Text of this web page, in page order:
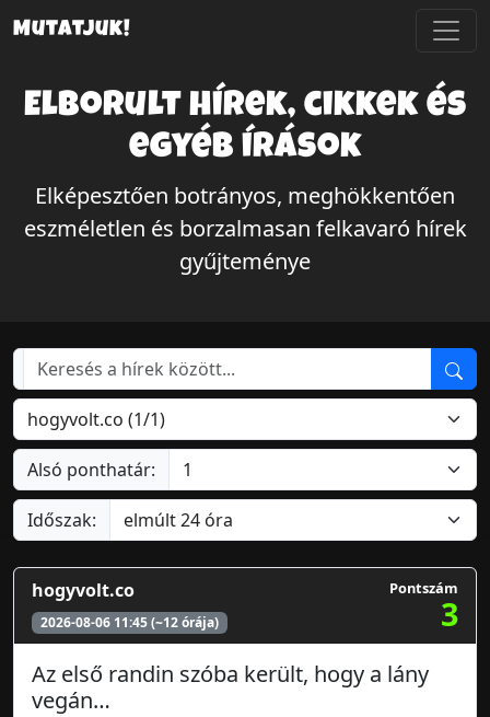
Mutatjuk!
Elborult hírek, cikkek és
egyéb írások
Elképesztően botrányos, meghökkentően
eszméletlen és borzalmasan felkavaró hírek
gyűjteménye
Alsó ponthatár:
Időszak:
hogyvolt.co
2026-08-06 11:45 (~12 órája)
Pontszám
3
Az első randin szóba került, hogy a lány
vegán…